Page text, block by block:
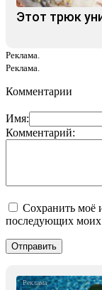
Этот трюк
Реклама.
Реклама.
Комментарии
Имя:
Комментарий:
Сохранить моё
последующих моих